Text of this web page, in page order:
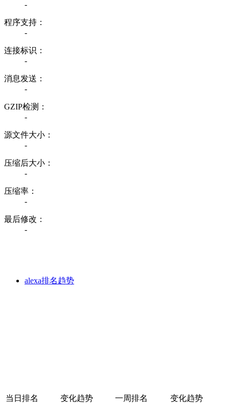
-
程序支持：
-
连接标识：
-
消息发送：
-
GZIP检测：
-
源文件大小：
-
压缩后大小：
-
压缩率：
-
最后修改：
-
alexa排名趋势
当日排名 变化趋势 一周排名
变化趋势